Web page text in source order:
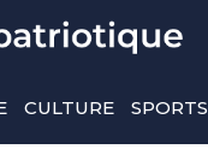
CULTURE SPORTS